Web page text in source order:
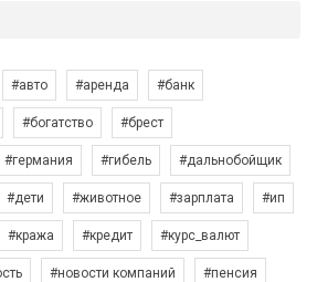
#авто #аренда #банк
#богатство #брест
#германия #гибель #дальнобойщик
#дети #животное #зарплата #ип
#кража #кредит #курс_валют
#новости компаний #пенсия